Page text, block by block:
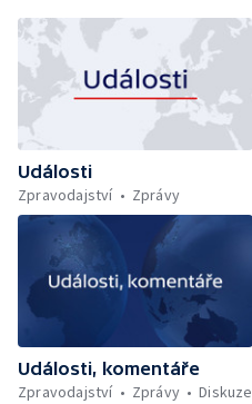
Události
Zpravodajství
Zprávy
Události, komentáře
Zpravodajství
Zprávy Diskuze